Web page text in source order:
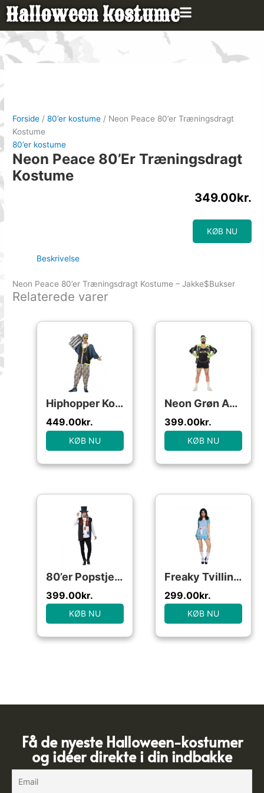
Gå
indholdet
Halloween kostume
Forside /80’er kostume / Neon Peace 80’er Træningsdragt
Kostume
80’er kostume
Neon Peace 80’er Træningsdragt
Kostume
349.00kr.
KØB NU
Beskrivelse
Neon Peace 80’er Træningsdragt Kostume – Jakke$Bukser
Relaterede varer
Hiphopper Kostume
449.00kr.
KØB NU
Neon Grøn Aerobic Kostume
399.00kr.
KØB NU
80’er Popstjerne Kostume
399.00kr.
KØB NU
Freaky Tvilling Kostume
299.00kr.
KØB NU
Få de nyeste Halloween-kostumer
og idéer direkte i din indbakke